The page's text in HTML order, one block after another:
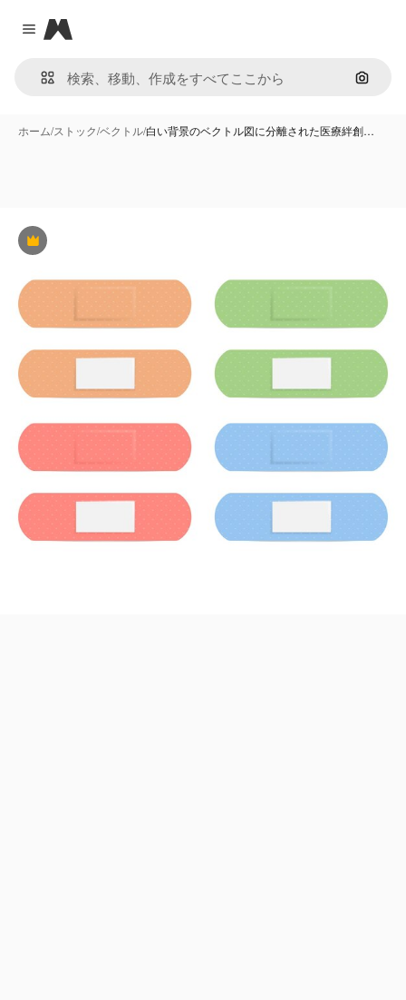
Close menu
Magnific
画像で
ホーム/ストック/ベクトル/白い背景のベクトル図に分離された医療絆創…
Premium